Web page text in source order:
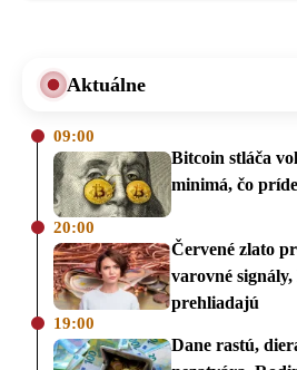
Aktuálne
09:00
Bitcoin stláča
minimá, čo
20:00
Červené zlato
varovné
prehliadajú
19:00
Dane rastú,